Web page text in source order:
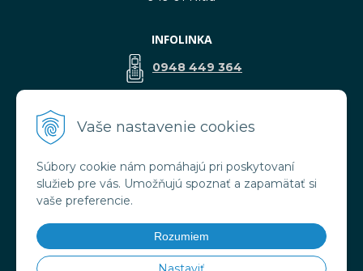
Vaše nastavenie cookies
Súbory cookie nám pomáhajú pri poskytovaní
služieb pre vás. Umožňujú spoznať a zapamätať si
vaše preferencie.
Rozumiem
INFOLINKA
0948 449 364
VŠETKO O NÁKUPE
Obchodné podmienky
Doprava a platba
Ochrana osobných údajov